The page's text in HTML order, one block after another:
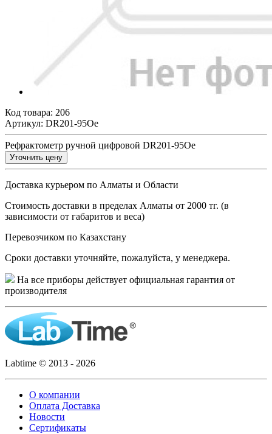
Код товара: 206
Артикул: DR201-95Ое
Рефрактометр ручной цифровой DR201-95Ое
Уточнить цену
Доставка курьером по Алматы и Области
Стоимость доставки в пределах Алматы от 2000 тг. (в
зависимости от габаритов и веса)
Перевозчиком по Казахстану
Сроки доставки уточняйте, пожалуйста, у менеджера.
На все приборы действует официальная гарантия от
производителя
Labtime © 2013 - 2026
О компании
Оплата Доставка
Новости
Сертификаты